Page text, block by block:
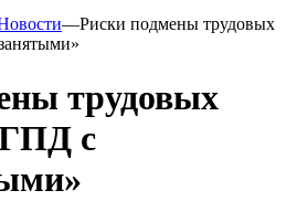
—Риски подмены трудовых
трудовых
с